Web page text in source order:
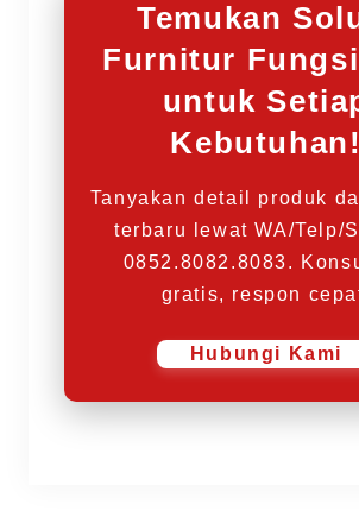
Temukan
Furnitur
untuk
Kebutuhan!
Tanyakan detail produk
terbaru lewat WA/Telp/
0852.8082.8083.
gratis, respon
Hubungi Kami